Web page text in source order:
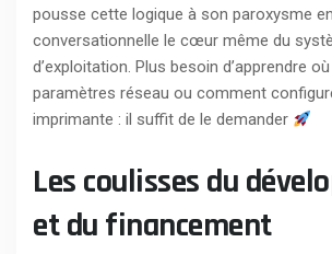
pousse cette logique à son paroxysme
conversationnelle le cœur même du
d’exploitation. Plus besoin d’apprendre
paramètres réseau ou comment
imprimante : il suffit de le demander
Les coulisses du
et du financement